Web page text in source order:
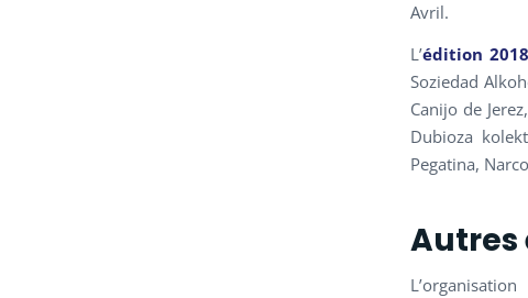
Avril.
L’édition 2018
Soziedad
Canijo de
Dubioza
Pegatina,
Autres